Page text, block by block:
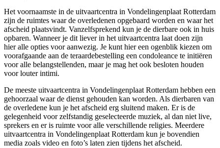
Het voornaamste in de uitvaartcentra in Vondelingenplaat Rotterdam
zijn de ruimtes waar de overledenen opgebaard worden en waar het
afscheid plaatsvindt. Vanzelfsprekend kun je de dierbare ook in huis
opbaren. Wanneer je dit liever in het uitvaartcentra laat doen zijn
hier alle opties voor aanwezig. Je kunt hier een ogenblik kiezen om
voorafgaande aan de teraardebestelling een condoleance te initiëren
voor alle belangstellenden, maar je mag het ook besloten houden
voor louter intimi.
De meeste uitvaartcentra in Vondelingenplaat Rotterdam hebben een
gehoorzaal waar de dienst gehouden kan worden. Als dierbaren van
de overledene kun je het afscheid erg sluitend maken. Er is de
gelegenheid voor zelfstandig geselecteerde muziek, al dan niet live,
sprekers en er is ruimte voor alle verschillende religies. Meerdere
uitvaartcentra in Vondelingenplaat Rotterdam kun je bovendien
media zoals video en foto’s laten zien tijdens het afscheid.